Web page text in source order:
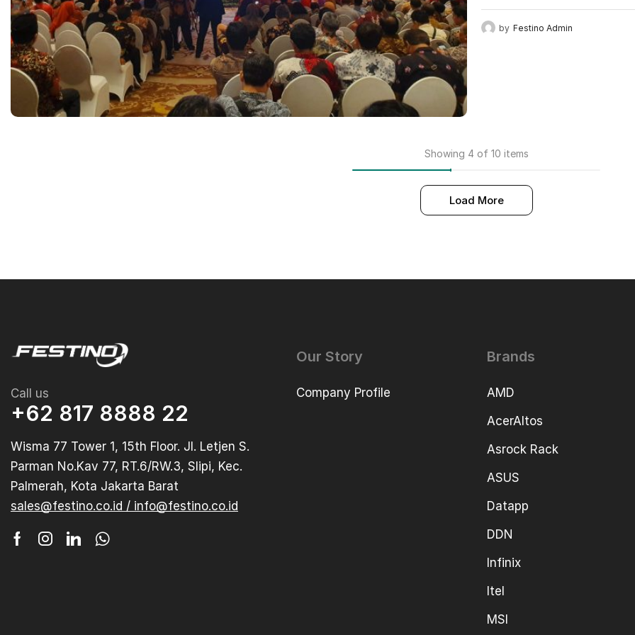
by Festino Admin
Showing 4 of 10 items
Load More
Call us
+62 817 8888 22
Wisma 77 Tower 1, 15th Floor. Jl. Letjen S.
Parman No.Kav 77, RT.6/RW.3, Slipi, Kec.
Palmerah, Kota Jakarta Barat
sales@festino.co.id / info@festino.co.id
Our Story
Company Profile
Brands
AMD
AcerAltos
Asrock Rack
ASUS
Datapp
DDN
Infinix
Itel
MSI